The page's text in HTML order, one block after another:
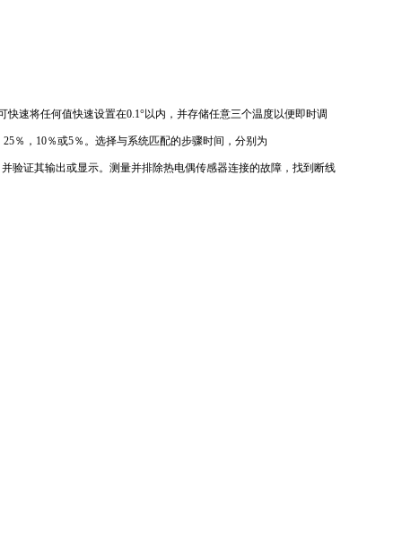
速将任何值快速设置在0.1°以内，并存储任意三个温度以便即时调
％，10％或5％。选择与系统匹配的步骤时间，分别为
验证其输出或显示。测量并排除热电偶传感器连接的故障，找到断线